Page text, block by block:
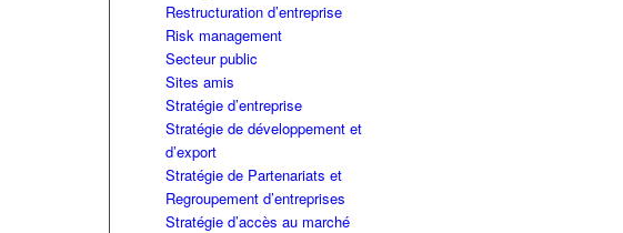
Restructuration d’entreprise
Risk management
Secteur public
Sites amis
Stratégie d’entreprise
Stratégie de développement et
d’export
Stratégie de Partenariats et
Regroupement d’entreprises
Stratégie d’accès au marché